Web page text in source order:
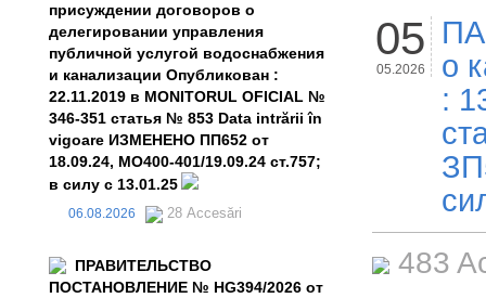
присуждении договоров о
делегировании управления
публичной услугой водоснабжения
и канализации Опубликован :
22.11.2019 в MONITORUL OFICIAL №
346-351 статья № 853 Data intrării în
vigoare ИЗМЕНЕНО ПП652 от
18.09.24, MO400-401/19.09.24 ст.757;
в силу с 13.01.25
06.08.2026 28 Accesări
ПРАВИТЕЛЬСТВО
ПОСТАНОВЛЕНИЕ № HG394/2026 от
05
05.2026
о
:
483